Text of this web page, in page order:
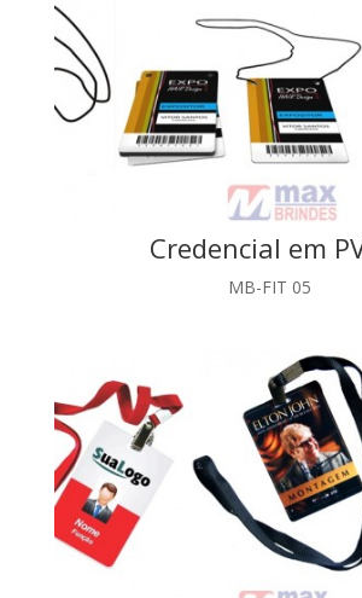
Credencial em
MB-FIT 05